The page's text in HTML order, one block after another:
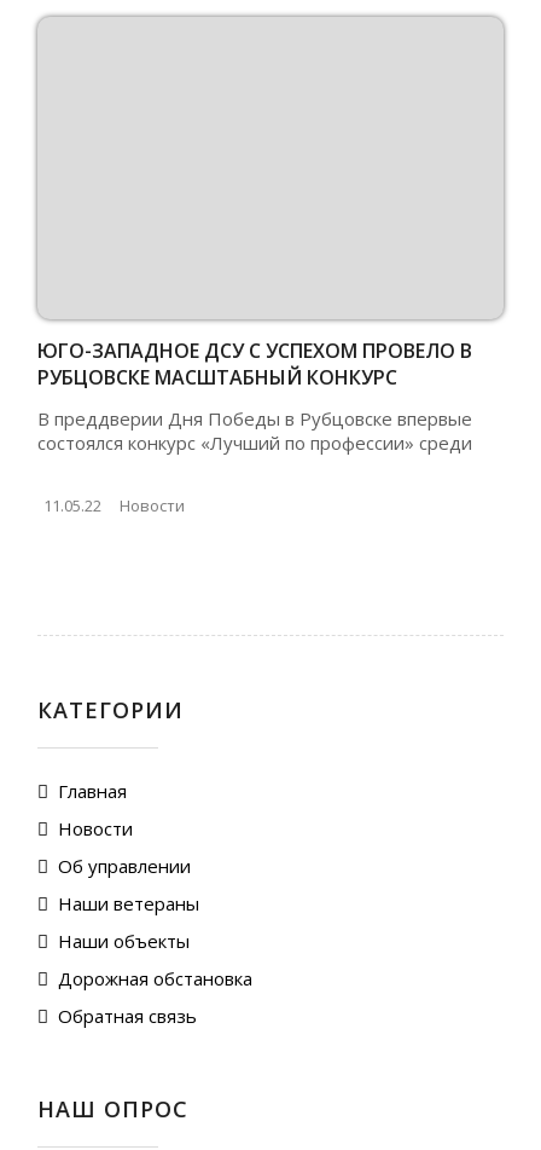
ЮГО-ЗАПАДНОЕ ДСУ С УСПЕХОМ ПРОВЕЛО В
РУБЦОВСКЕ МАСШТАБНЫЙ КОНКУРС
В преддверии Дня Победы в Рубцовске впервые
состоялся конкурс «Лучший по профессии» среди
11.05.22 Новости
КАТЕГОРИИ
Главная
Новости
Об управлении
Наши ветераны
Наши объекты
Дорожная обстановка
Обратная связь
НАШ ОПРОС